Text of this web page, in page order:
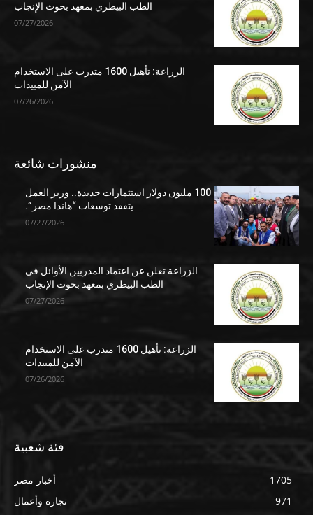
الطب البيطري بمعهد بحوث الإنجاب
07/27/2026
الزراعة: تأهيل 1600 متدرب على الاستخدام
الآمن للمبيدات
07/26/2026
منشورات شائعة
100 مليون دولار استثمارات جديدة.. وزير العمل
يتفقد توسعات “هاندا مصر”.
07/27/2026
الزراعة تعلن عن اعتماد المدربين الأوائل في
الطب البيطري بمعهد بحوث الإنجاب
07/27/2026
الزراعة: تأهيل 1600 متدرب على الاستخدام
الآمن للمبيدات
07/26/2026
فئة شعبية
أخبار مصر
1705
تجارة وأعمال
971